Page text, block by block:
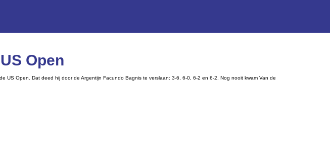
Open
Open. Dat deed hij door de Argentijn Facundo Bagnis te verslaan: 3-6, 6-0, 6-2 en 6-2. Nog nooit kwam Van de